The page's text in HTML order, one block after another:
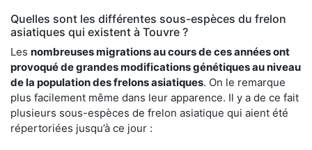
Quelles sont les différentes sous-espèces du frelon
asiatiques qui existent à Touvre ?
Les nombreuses migrations au cours de ces années ont
provoqué de grandes modifications génétiques au niveau
de la population des frelons asiatiques. On le remarque
plus facilement même dans leur apparence. Il y a de ce fait
plusieurs sous-espèces de frelon asiatique qui aient été
répertoriées jusqu’à ce jour :